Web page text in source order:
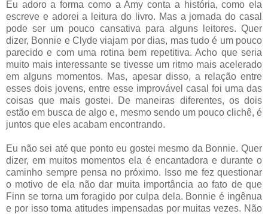
Eu adoro a forma como a Amy conta a história, como ela
escreve e adorei a leitura do livro. Mas a jornada do casal
pode ser um pouco cansativa para alguns leitores. Quer
dizer, Bonnie e Clyde viajam por dias, mas tudo é um pouco
parecido e com uma rotina bem repetitiva. Acho que seria
muito mais interessante se tivesse um ritmo mais acelerado
em alguns momentos. Mas, apesar disso, a relação entre
esses dois jovens, entre esse improvável casal foi uma das
coisas que mais gostei. De maneiras diferentes, os dois
estão em busca de algo e, mesmo sendo um pouco clichê, é
juntos que eles acabam encontrando.
Eu não sei até que ponto eu gostei mesmo da Bonnie. Quer
dizer, em muitos momentos ela é encantadora e durante o
caminho sempre pensa no próximo. Isso me fez questionar
o motivo de ela não dar muita importância ao fato de que
Finn se torna um foragido por culpa dela. Bonnie é ingênua
e por isso toma atitudes impensadas por muitas vezes. Não